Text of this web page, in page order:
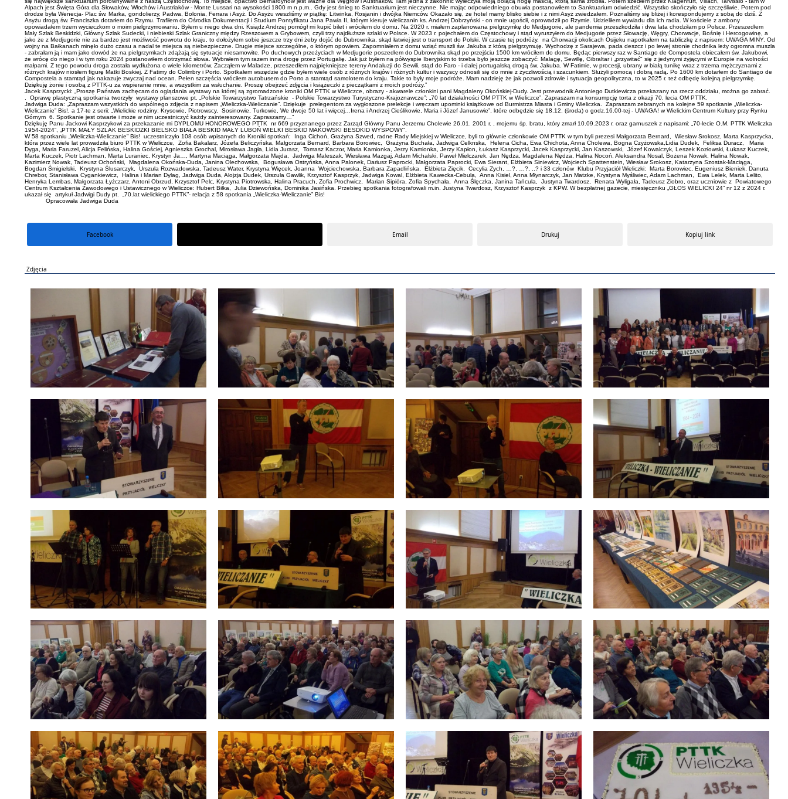
Alpach jest Święta Góra dla Słowaków, Włochów i Austriaków - Monte Lussari na wysokości 1800 m n.p.m.. Gdy jest śnieg to Sanktuarium jest nieczynne. Nie mając odpowiedniego obuwia postanowiłem to Sanktuarium odwiedzić. Wszystko skończyło się szczęśliwie. Potem pod
drodze była Wenecja- Plac św. Marka, gondolierzy, Padwa, Bolonia, Ferrara i Asyż. Do Asyżu weszliśmy w piątkę: Litwinka, Rosjanin i dwójka Niemców. Okazało się, że hotel mamy blisko siebie i z nimi Asyż zwiedzałem. Poznaliśmy się bliżej i korespondujemy z sobą do dziś. Z
Asyżu drogą św. Franciszka dotarłem do Rzymu. Trafiłem do Ośrodka Dokumentacji i Studium Pontyfikatu Jana Pawła II, którym kieruje wieliczanin ks. Andrzej Dobrzyński - on mnie ugościł, oprowadził po Rzymie. Udzieliłem wywiadu dla ich radia. W kościele z ambony
opowiadałem trzem wycieczkom o moim pielgrzymowaniu. Byłem u niego dwa dni. Ksiądz Andrzej pomógł mi kupić bilet i wróciłem do domu. Na 2020 r. miałem zaplanowana pielgrzymkę do Medjugorie, ale pandemia przeszkodziła i dwa lata chodziłam po Polsce. Przeszedłem
Mały Szlak Beskidzki, Główny Szlak Sudecki, i niebieski Szlak Graniczny między Rzeszowem a Grybowem, czyli trzy najdłuższe szlaki w Polsce. W 2023 r. pojechałem do Częstochowy i stąd wyruszyłem do Medjugorie przez Słowację, Węgry, Chorwacje, Bośnię i Hercogowinę, a
jako że z Medjugorie nie za bardzo jest możliwość powrotu do kraju, to dołożyłem sobie jeszcze trzy dni żeby dojść do Dubrownika, skąd łatwiej jest o transport do Polski. W czasie tej podróży, na Chorwacji okolicach Osijeku napotkałem na tabliczkę z napisem: UWAGA MINY. Od
wojny na Bałkanach minęło dużo czasu a nadal te miejsca są niebezpieczne. Drugie miejsce szczególne, o którym opowiem. Zapomniałem z domu wziąć muszli św. Jakuba z którą pielgrzymuję. Wychodzę z Sarajewa, pada deszcz i po lewej stronie chodnika leży ogromna muszla
- zabrałam ją i mam jako dowód że na pielgrzymkach zdążają się sytuacje niesamowite. Po duchowych przeżyciach w Medjugorie poszedłem do Dubrownika skąd po przejściu 1500 km wróciłem do domu. Będąc pierwszy raz w Santiago de Compostela obiecałem św. Jakubowi,
że wrócę do niego i w tym roku 2024 postanowiłem dotrzymać słowa. Wybrałem tym razem inna drogę przez Portugalię. Jak już byłem na półwyspie Iberyjskim to trzeba było jeszcze zobaczyć: Malagę, Sewillę, Gibraltar i „przywitać" się z jedynymi żyjącymi w Europie na wolności
małpami. Z tego powodu droga została wydłużona o wiele kilometrów. Zacząłem w Maladze, przeszedłem najpiękniejsze tereny Andaluzji do Sewili, stąd do Faro - i dalej portugalską drogą św. Jakuba. W Fatimie, w procesji, ubrany w białą tunikę wraz z trzema mężczyznami z
różnych krajów niosłem figurę Matki Boskiej. Z Fatimy do Colimbry i Porto. Spotkałem wszędzie gdzie byłem wiele osób z różnych krajów i różnych kultur i wszyscy odnosili się do mnie z życzliwością i szacunkiem. Służyli pomocą i dobrą radą. Po 1600 km dotarłem do Santiago de
Compostela a stamtąd jak nakazuje zwyczaj nad ocean. Pełen szczęścia wróciłem autobusem do Porto a stamtąd samolotem do kraju. Takie to były moje podróże. Mam nadzieję że jak pozwoli zdrowie i sytuacja geopolityczna, to w 2025 r. też odbędę kolejną pielgrzymkę.
Dziękuję żonie i osobą z PTTK-u za wspieranie mnie, a wszystkim za wsłuchanie. Proszę obejrzeć zdjęcia i książeczki z pieczątkami z moich podróży.”
Jacek Kasprzycki: „Proszę Państwa zachęcam do oglądania wystawy na której są zgromadzone kroniki OM PTTK w Wieliczce, obrazy - akwarele członkini pani Magdaleny Okońskiej-Dudy. Jest przewodnik Antoniego Dutkiewicza przekazany na rzecz oddziału, można go zabrać.
. Oprawę plastyczną spotkania tworzyły wystawy planszowe pt. „Polskie Towarzystwo Tatrzańskie - Polskie Towarzystwo Turystyczno-Krajoznawcze”; „70 lat działalności OM PTTK w Wieliczce”. Zapraszam na konsumpcję torta z okazji 70. lecia OM PTTK.
Jadwiga Duda: „Zapraszam wszystkich do wspólnego zdjęcia z napisem „Wieliczka-Wieliczanie”. Dziękuje prelegentom za wygłoszone prelekcje i wręczam upominki książkowe od Burmistrza Miasta i Gminy Wieliczka. Zapraszam zebranych na kolejne 59 spotkanie „Wieliczka-
Wieliczanie” Bis!, a 17-te z serii: „Wielickie rodziny: Krysowie, Piotrowscy, Sosinowie, Turkowie, We dwoje 50 lat i więcej…Irena i Andrzej Cieślikowie, Maria i Józef Janusowie”, które odbędzie się 18.12. (środa) o godz.16.00-tej - UWAGA! w Wielickim Centrum Kultury przy Rynku
Górnym 6. Spotkanie jest otwarte i może w nim uczestniczyć każdy zainteresowany. Zapraszamy…”
Dziękuję Panu Jackowi Kasprzykowi za przekazanie mi DYPLOMU HONOROWEGO PTTK nr 669 przyznanego przez Zarząd Główny Panu Jerzemu Cholewie 26.01. 2001 r. , mojemu śp. bratu, który zmarł 10.09.2023 r. oraz garnuszek z napisami: „70-lecie O.M. PTTK Wieliczka
1954-2024”, „PTTK MAŁY SZLAK BESKIDZKI BIELSKO BIAŁA BESKID MAŁY LUBOŃ WIELKI BESKID MAKOWSKI BESDKID WYSPOWY”.
W 58 spotkaniu „Wieliczka-Wieliczanie” Bis! uczestniczyło 108 osób wpisanych do Kroniki spotkań: Inga Cichoń, Grażyna Szwed, radne Rady Miejskiej w Wieliczce, byli to głównie członkowie OM PTTK w tym byli prezesi Małgorzata Bernard, Wiesław Srokosz, Marta Kasprzycka,
która przez wiele lat prowadziła biuro PTTK w Wieliczce, Zofia Bakalarz, Józefa Beliczyńska, Małgorzata Bernard, Barbara Borowiec, Grażyna Buchała, Jadwiga Celknska, Helena Cicha, Ewa Chichota, Anna Cholewa, Bogna Czyżowska,Lidia Dudek, Feliksa Duracz, Maria
Dyga, Maria Faruzel, Alicja Felińska, Halina Gościej, Agnieszka Grochal, Mirosława Jagła, Lidia Jurasz, Tomasz Kaczor, Maria Kamionka, Jerzy Kamionka, Jerzy Kapłon, Łukasz Kasprzycki, Jacek Kasprzycki, Jan Kaszowski, Józef Kowalczyk, Leszek Kozłowski, Łukasz Kuczek,
Marta Kuczek, Piotr Lachman, Marta Luraniec, Krystyn Ja…, Martyna Maciąga, Małgorzata Majda, Jadwiga Maleszak, Wiesława Mazgaj, Adam Michalski, Paweł Mielczarek, Jan Nędza, Magdalena Nędza, Halina Nocoń, Aleksandra Nosal, Bożena Nowak, Halina Nowak,
Kazimierz Nowak, Tadeusz Ochoński, Magdalena Okońska-Duda, Janina Olechowska, Bogusława Ostryńska, Anna Palonek, Dariusz Paprocki, Małgorzata Paprocki, Ewa Sierant, Elżbieta Siniewicz, Wojciech Spattenstein, Wiesław Srokosz, Katarzyna Szostak-Maciąga,
Bogdan Śmigielski, Krystyna Ślusarczyk, Urszula Rozwadowska, Tadeusz Water, Krystyna Więcek, Joanna Wojciechowska, Barbara Zapadlińska, Elżbieta Zięcik, Cecylia Zych, …?, …?, ..? i 33 członów Klubu Przyjaciół Wieliczki: Marta Borowiec, Eugeniusz Bieniek, Danuta
Chrebor, Stanisława Cygankiewicz, Halina i Marian Dylag, Jadwiga Duda, Alojzja Dudek, Urszula Gawlik, Krzysztof Kasprzyk, Jadwiga Kowal, Elżbieta Kawecka-Cebula, Anna Kisiel, Anna Młynarczyk, Jan Matzke, Krystyna Myśliwiec, Adam Lachman, Ewa Lelek, Marta Lelito,
Henryka Lembas, Małgorzata Łyżczarz, Antoni Obrzud, Krzysztof Pelc, Krystyna Piotrowska, Halina Pracuch, Zofia Prochwicz, Marian Sipióra, Zofia Spychała, Anna Ślęczka, Janina Tańcula, Justyna Twardosz, Renata Wyligała, Tadeusz Ziobro, oraz uczniowie z Powiatowego
Centrum Kształcenia Zawodowego i Ustawicznego w Wieliczce: Hubert Biłka, Julia Dziewońska, Dominika Jasińska. Przebieg spotkania fotografowali m.in. Justyna Twardosz, Krzysztof Kasprzyk z KPW. W bezpłatnej gazecie, miesięczniku „GŁOS WIELICKI 24” nr 12 z 2024 r.
ukazał się artykuł Jadwigi Dudy pt. „70.lat wielickiego PTTK”- relacja z 58 spotkania „Wieliczka-Wieliczanie” Bis!
Opracowała Jadwiga Duda
Facebook Email Drukuj Kopiuj link
Zdjęcia